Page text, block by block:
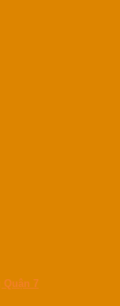
Quận 7